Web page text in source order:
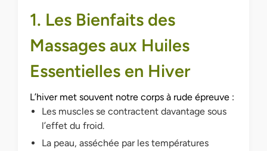
1. Les Bienfaits des
Massages aux Huiles
Essentielles en Hiver
L’hiver met souvent notre corps à rude épreuve :
Les muscles se contractent davantage sous
l’effet du froid.
La peau, asséchée par les températures